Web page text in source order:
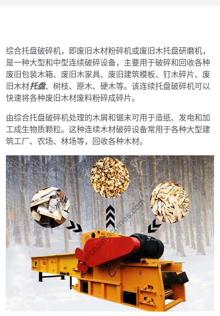
综合托盘破碎机，即废旧木材粉碎机或废旧木托盘研磨机，
是一种大型和中型连续破碎设备，主要用于破碎和回收各种
废旧包装木箱、废旧木家具、废旧建筑模板、钉木碎片、废
旧木材托盘、树枝、原木、硬木等。该连续托盘破碎机可以
快速将各种废旧木材废料粉碎成碎片。
由综合托盘破碎机处理的木屑和锯末可用于造纸、发电和加
工成生物质颗粒。这种连续木材破碎设备常用于各种大型建
筑工厂、农场、林场等，回收各种木材。